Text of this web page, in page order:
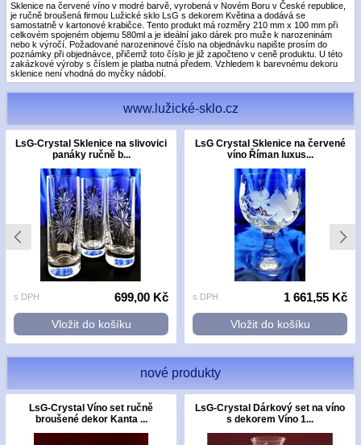
Sklenice na červené víno v modré barvě, vyrobená v Novém Boru v České republice,
je ručně broušená firmou Lužické sklo LsG s dekorem Květina a dodává se
samostatně v kartonové krabičce. Tento produkt má rozměry 210 mm x 100 mm při
celkovém spojeném objemu 580ml a je ideální jako dárek pro muže k narozeninám
nebo k výročí. Požadované narozeninové číslo na objednávku napište prosím do
poznámky při objednávce, přičemž toto číslo je již započteno v ceně produktu. U této
zakázkové výroby s číslem je platba nutná předem. Vzhledem k barevnému dekoru
sklenice není vhodná do myčky nádobí.
www.lužické-sklo.cz
LsG-Crystal Sklenice na slivovici
panáky ručně b...
s DPH 699,00 Kč
Vložit do košíku
LsG Crystal Sklenice na červené
víno Říman luxus...
s DPH 1 661,55 Kč
Vložit do košíku
nové produkty
LsG-Crystal Víno set ručně
broušené dekor Kanta ...
LsG-Crystal Dárkový set na víno
s dekorem Víno 1...